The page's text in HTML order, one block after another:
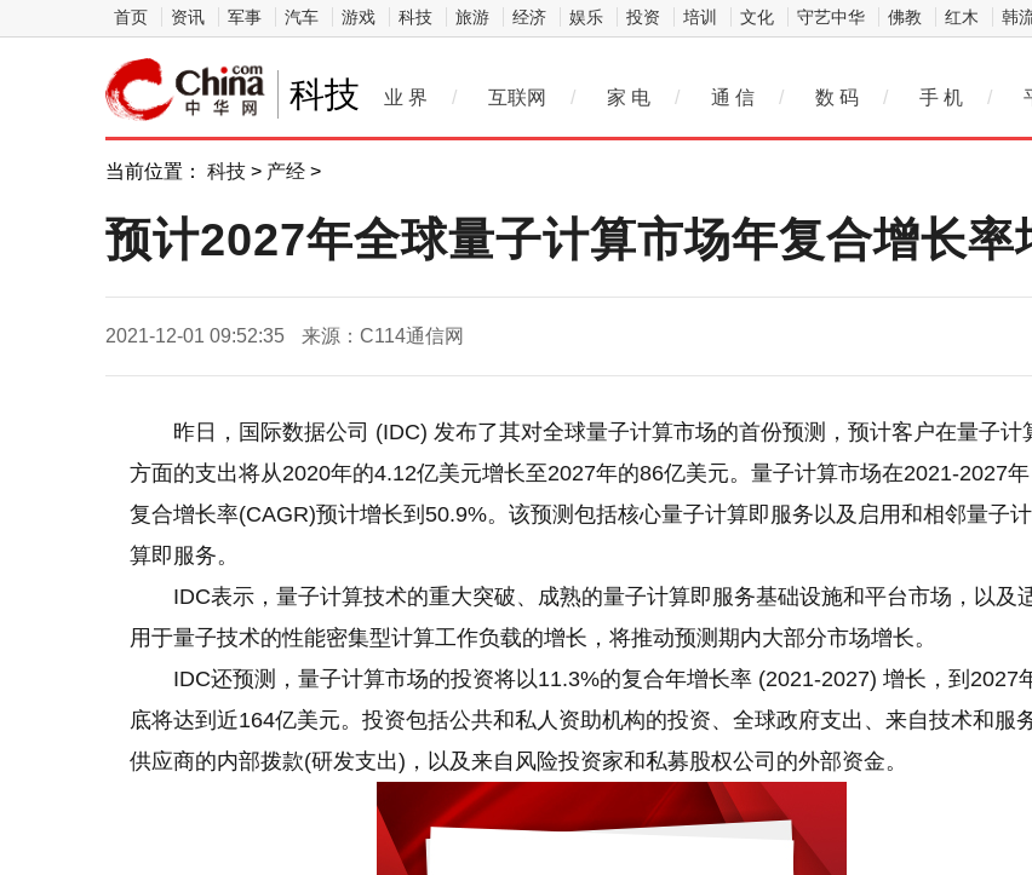
首页 资讯 军事 汽车 游戏 科技 旅游 经济 娱乐 投资 培训 文化 守艺中华 佛教 红木 韩
科技 业 界 / 互联网 / 家 电 / 通 信 / 数 码 / 手 机 /
当前位置： 科技 > 产经 >
预计2027年全球量子计算市场年复合增长率
2021-12-01 09:52:35 来源：C114通信网
昨日，国际数据公司 (IDC) 发布了其对全球量子计算市场的首份预测，预计客户在量子计
方面的支出将从2020年的4.12亿美元增长至2027年的86亿美元。量子计算市场在2021-2027年
复合增长率(CAGR)预计增长到50.9%。该预测包括核心量子计算即服务以及启用和相邻量子计
算即服务。
IDC表示，量子计算技术的重大突破、成熟的量子计算即服务基础设施和平台市场，以及
用于量子技术的性能密集型计算工作负载的增长，将推动预测期内大部分市场增长。
IDC还预测，量子计算市场的投资将以11.3%的复合年增长率 (2021-2027) 增长，到2027
底将达到近164亿美元。投资包括公共和私人资助机构的投资、全球政府支出、来自技术和服
供应商的内部拨款(研发支出)，以及来自风险投资家和私募股权公司的外部资金。